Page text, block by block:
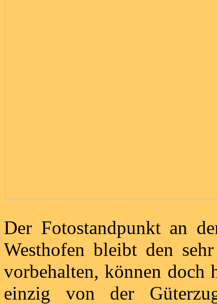
Der Fotostandpunkt an
Westhofen bleibt den
vorbehalten, können doch
einzig von der